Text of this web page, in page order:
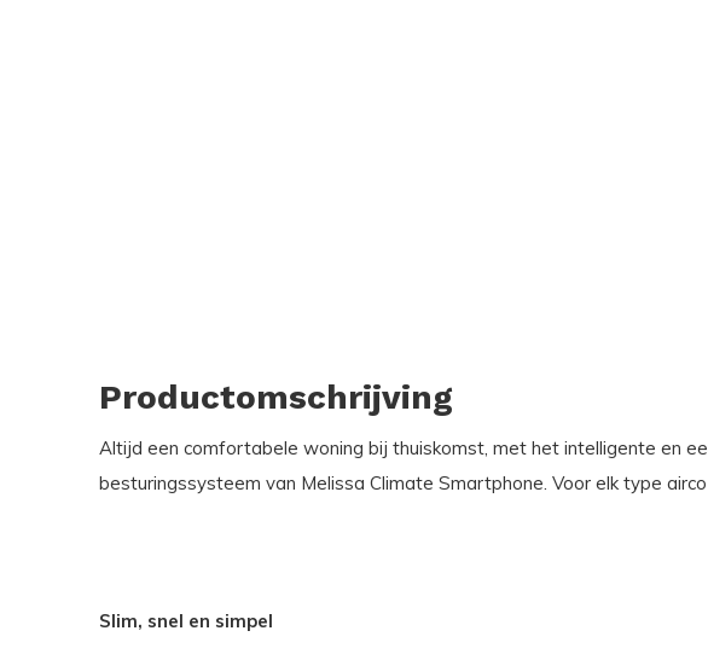
Productomschrijving
Altijd een comfortabele woning bij thuiskomst, met het intelligente en
besturingssysteem van Melissa Climate Smartphone. Voor elk type
Slim, snel en simpel